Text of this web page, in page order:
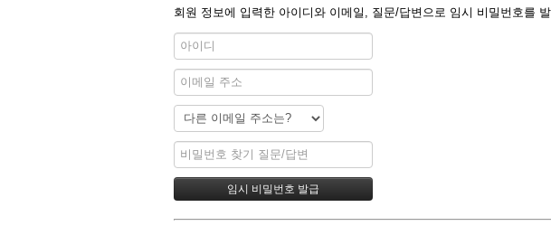
회원 정보에 입력한 아이디와 이메일, 질문/답변으로 임시 비밀번호를